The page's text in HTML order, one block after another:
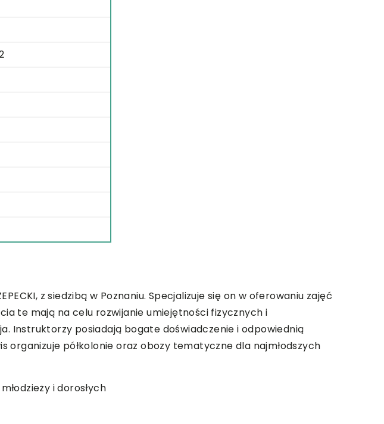
z siedzibą w Poznaniu. Specjalizuje się on w oferowaniu zajęć
te mają na celu rozwijanie umiejętności fizycznych i
Instruktorzy posiadają bogate doświadczenie i odpowiednią
półkolonie oraz obozy tematyczne dla najmłodszych
i dorosłych